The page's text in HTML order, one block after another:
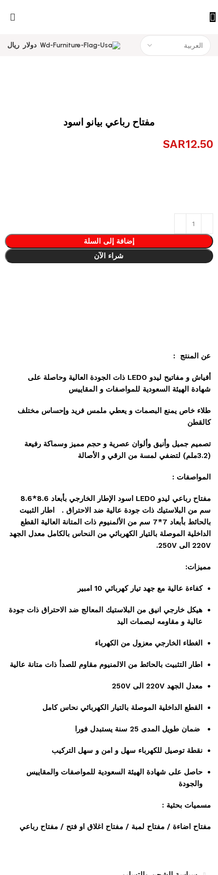
دولار ريال
مفتاح رباعي بيانو اسود
SAR12.50
إضافة إلى السلة
شراء الآن
عن المنتج :
أفياش و مفاتيح ليدو LEDO ذات الجودة العالية وحاصلة على
شهادة الهيئة السعودية للمواصفات و المقاييس
طلاء خاص يمنع البصمات و يعطي ملمس فريد وإحساس مختلف
كالقطن
تصميم جميل وأنيق وألوان عصرية و حجم مميز وسماكة رفيعة
(3.2ملم) لتضفي لمسة من الرقي و الأصالة
المواصفات :
مفتاح رباعي ليدو LEDO اسود الإطار الخارجي بأبعاد 8.6*8.6
سم من البلاستيك ذات جودة عالية ضد الاحتراق . اطار الثبيت
بالحائط بأبعاد 7*7 سم من الألمنيوم ذات المتانة العالية القطع
الداخلية الموصلة بالتيار الكهربائي من النحاس بالكامل معدل الجهد
220V الى 250V.
مميزات:
كفاءة عالية مع جهد تيار كهربائي 10 امبير
هيكل خارجي انيق من البلاستيك المعالج ضد الاحتراق ذات جودة
عالية و مقاومه لبصمات اليد
الغطاء الخارجي معزول من الكهرباء
اطار التثبيت بالحائط من الالمنيوم مقاوم للصدأ ذات متانة عالية
معدل الجهد 220V الى 250V
القطع الداخلية الموصلة بالتيار الكهربائي نحاس كامل
ضمان طويل المدى 25 سنة يستبدل فورا
نقطة توصيل للكهرباء سهل و امن و سهل التركيب
حاصل على شهادة الهيئة السعودية للمواصفات والمقاييس
والجودة
مسميات بحثية :
مفتاح اضاءة / مفتاح لمبة / مفتاح اغلاق او فتح / مفتاح رباعي